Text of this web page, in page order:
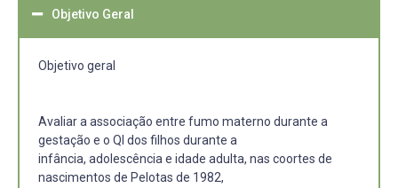
Objetivo Geral
Objetivo geral
Avaliar a associação entre fumo materno durante a
gestação e o QI dos filhos durante a
infância, adolescência e idade adulta, nas coortes de
nascimentos de Pelotas de 1982,